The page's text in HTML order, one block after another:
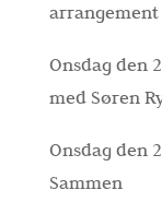
Onsdag den
med Søren
Onsdag den
Sammen